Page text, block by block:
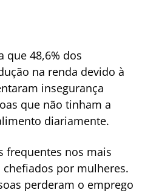
que 48,6% dos
na renda devido à
insegurança
que não tinham a
diariamente.
frequentes nos mais
por mulheres.
perderam o emprego